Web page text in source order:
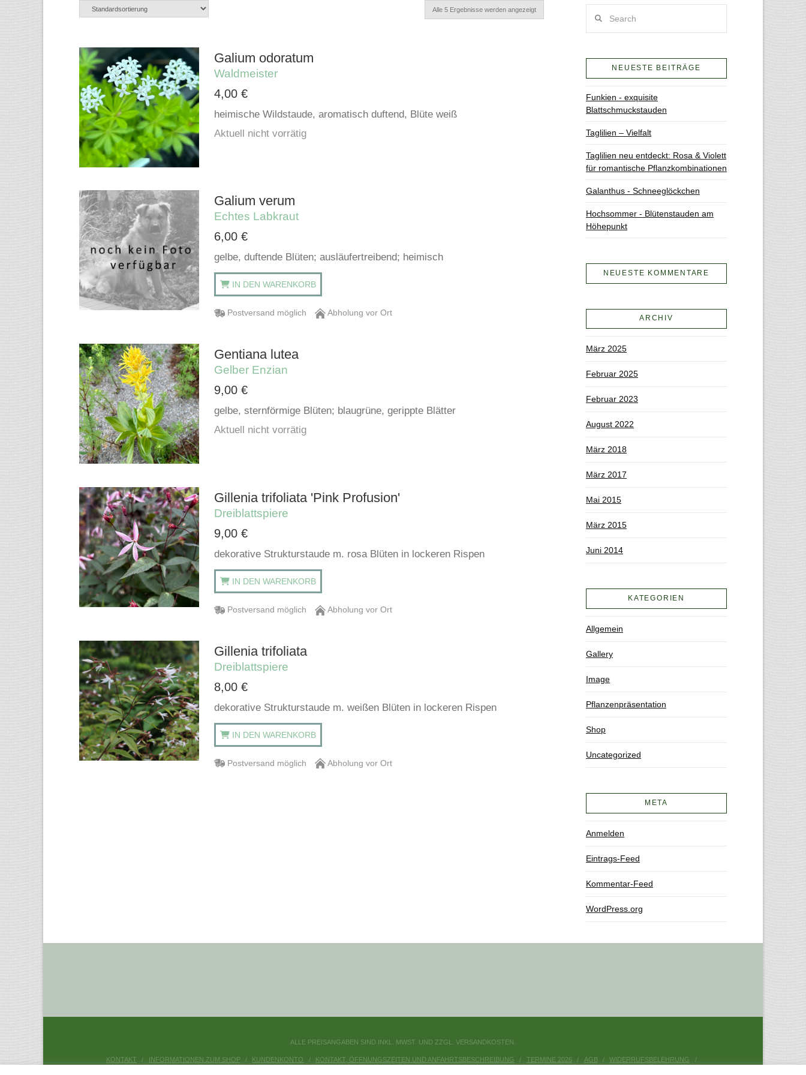
Alle 5 Ergebnisse werden angezeigt
Galium odoratum
Waldmeister
4,00 €
heimische Wildstaude, aromatisch duftend, Blüte weiß
Aktuell nicht vorrätig
Galium verum
Echtes Labkraut
6,00 €
gelbe, duftende Blüten; ausläufertreibend; heimisch
IN DEN WARENKORB
Postversand möglich Abholung vor Ort
Gentiana lutea
Gelber Enzian
9,00 €
gelbe, sternförmige Blüten; blaugrüne, gerippte Blätter
Aktuell nicht vorrätig
Gillenia trifoliata 'Pink Profusion'
Dreiblattspiere
9,00 €
dekorative Strukturstaude m. rosa Blüten in lockeren Rispen
IN DEN WARENKORB
Postversand möglich Abholung vor Ort
Gillenia trifoliata
Dreiblattspiere
8,00 €
dekorative Strukturstaude m. weißen Blüten in lockeren Rispen
IN DEN WARENKORB
Postversand möglich Abholung vor Ort
NEUESTE BEITRÄGE
Funkien - exquisite
Blattschmuckstauden
Taglilien – Vielfalt
Taglilien neu entdeckt: Rosa & Violett
für romantische Pflanzkombinationen
Galanthus - Schneeglöckchen
Hochsommer - Blütenstauden am
Höhepunkt
NEUESTE KOMMENTARE
ARCHIV
März 2025
Februar 2025
Februar 2023
August 2022
März 2018
März 2017
Mai 2015
März 2015
Juni 2014
KATEGORIEN
Allgemein
Gallery
Image
Pflanzenpräsentation
Shop
Uncategorized
META
Anmelden
Eintrags-Feed
Kommentar-Feed
WordPress.org
ALLE PREISANGABEN SIND INKL. MWST. UND ZZGL. VERSANDKOSTEN.
KONTAKT INFORMATIONEN ZUM SHOP KUNDENKONTO KONTAKT, ÖFFNUNGSZEITEN UND ANFAHRTSBESCHREIBUNG TERMINE 2026 AGB
WIDERRUFSBELEHRUNG